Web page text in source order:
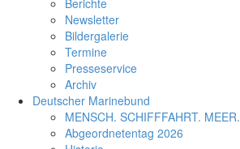
Newsletter
Bildergalerie
Termine
Presseservice
Archiv
Deutscher Marinebund
MENSCH. SCHIFFFAHRT. MEER.
Abgeordnetentag 2026